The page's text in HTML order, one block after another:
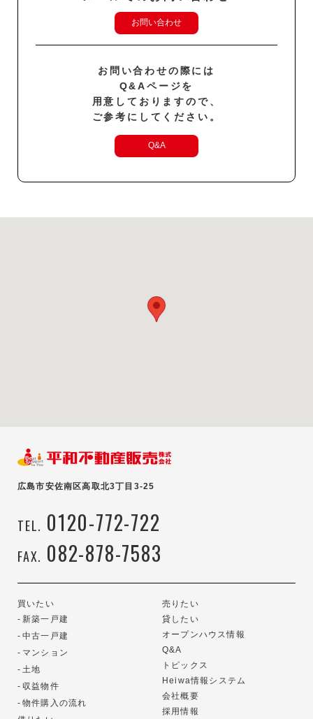
お問い合わせ
お問い合わせの際には
Q&Aページを
用意しておりますので、
ご参考にしてください。
Q&A
広島市安佐南区高取北3丁目3-25
TEL. 0120-772-722
FAX. 082-878-7583
買いたい
新築一戸建
中古一戸建
マンション
土地
収益物件
物件購入の流れ
売りたい
貸したい
オープンハウス情報
Q&A
トピックス
Heiwa情報システム
会社概要
採用情報